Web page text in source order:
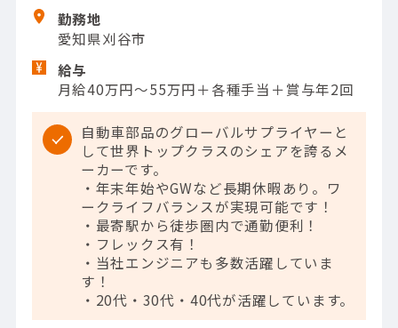
勤務地
愛知県刈谷市
給与
月給40万円～55万円＋各種手当＋賞与年2回
自動車部品のグローバルサプライヤーと
して世界トップクラスのシェアを誇るメ
ーカーです。
・年末年始やGWなど長期休暇あり。ワ
ークライフバランスが実現可能です！
・最寄駅から徒歩圏内で通勤便利！
・フレックス有！
・当社エンジニアも多数活躍していま
す！
・20代・30代・40代が活躍しています。